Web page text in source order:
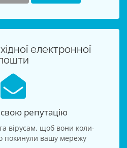
електронної
свою репутацію
вірусам, щоб вони коли-
покинули вашу мережу